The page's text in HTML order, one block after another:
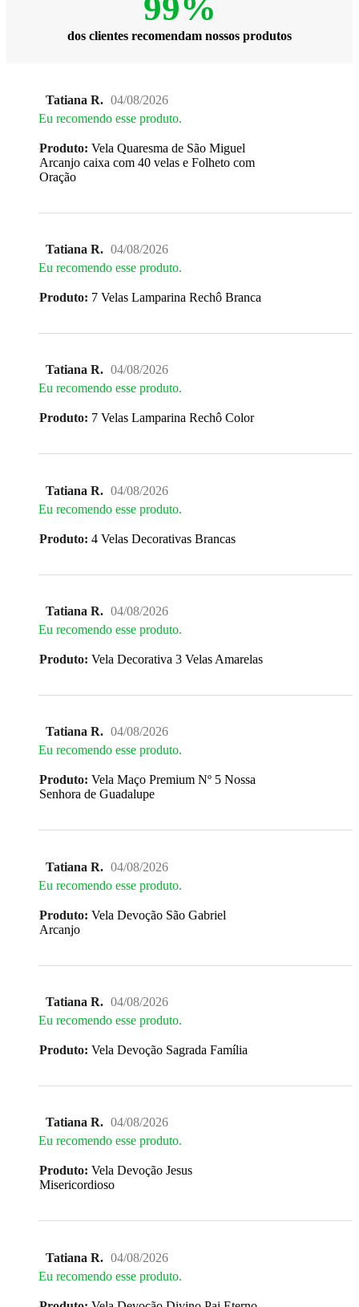
99%
dos clientes recomendam nossos produtos
Tatiana R. 04/08/2026
Eu recomendo esse produto.
Produto: Vela Quaresma de São Miguel
Arcanjo caixa com 40 velas e Folheto com
Oração
Tatiana R. 04/08/2026
Eu recomendo esse produto.
Produto: 7 Velas Lamparina Rechô Branca
Tatiana R. 04/08/2026
Eu recomendo esse produto.
Produto: 7 Velas Lamparina Rechô Color
Tatiana R. 04/08/2026
Eu recomendo esse produto.
Produto: 4 Velas Decorativas Brancas
Tatiana R. 04/08/2026
Eu recomendo esse produto.
Produto: Vela Decorativa 3 Velas Amarelas
Tatiana R. 04/08/2026
Eu recomendo esse produto.
Produto: Vela Maço Premium Nº 5 Nossa
Senhora de Guadalupe
Tatiana R. 04/08/2026
Eu recomendo esse produto.
Produto: Vela Devoção São Gabriel
Arcanjo
Tatiana R. 04/08/2026
Eu recomendo esse produto.
Produto: Vela Devoção Sagrada Família
Tatiana R. 04/08/2026
Eu recomendo esse produto.
Produto: Vela Devoção Jesus
Misericordioso
Tatiana R. 04/08/2026
Eu recomendo esse produto.